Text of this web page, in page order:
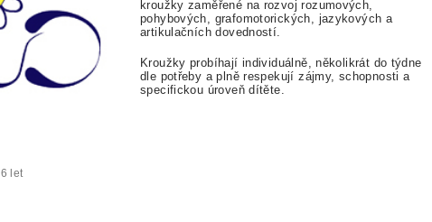
kroužky zaměřené na rozvoj rozumových,
pohybových, grafomotorických, jazykových a
artikulačních dovedností.
Kroužky probíhají individuálně, několikrát do týdne
dle potřeby a plně respekují zájmy, schopnosti a
specifickou úroveň dítěte.
let